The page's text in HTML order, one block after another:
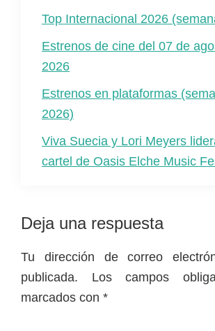
Top Internacional 2026
Estrenos de cine del 07 de
2026
Estrenos en plataformas
2026)
Viva Suecia y Lori Meyers
cartel de Oasis Elche Music
Interacciones
con
los
lectores
Deja una respuesta
Tu dirección de correo
publicada.
Los campos
marcados con *